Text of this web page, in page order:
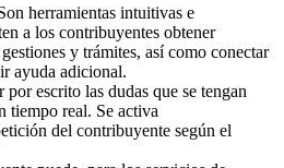
herramientas intuitivas e
a los contribuyentes obtener
y trámites, así como conectar
ayuda adicional.
por escrito las dudas que se tengan
tiempo real. Se activa
del contribuyente según el